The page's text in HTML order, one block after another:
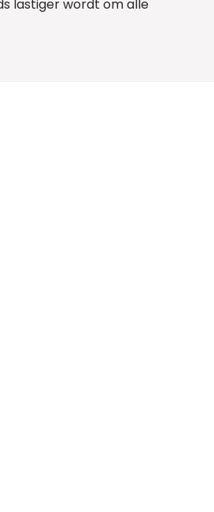
lastiger wordt om alle